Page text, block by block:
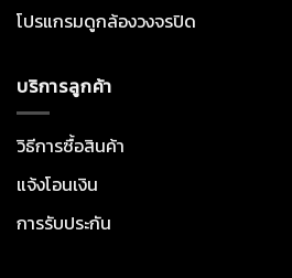
โปรแกรมดูกล้องวงจรปิด
บริการลูกค้า
วิธีการซื้อสินค้า
แจ้งโอนเงิน
การรับประกัน